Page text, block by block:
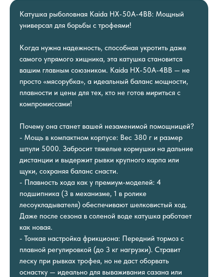
Катушка рыболовная Kaida HX-50A-4BB: Мощный
универсал для борьбы с трофеями!
Когда нужна надежность, способная укротить даже
самого упрямого хищника, эта катушка становится
вашим главным союзником. Kaida HX-50A-4BB — не
просто «мясорубка», а идеальный баланс мощности,
плавности и цены для тех, кто не готов мириться с
компромиссами!
Почему она станет вашей незаменимой помощницей?
- Мощь в компактном корпусе: Вес 380 г и размер
шпули 5000. Забросит тяжелые кормушки на дальние
дистанции и выдержит рывки крупного карпа или
щуки, сохраняя баланс снасти.
- Плавность хода как у премиум-моделей: 4
подшипника (3 в механизме, 1 в ролике
лесоукладывателя) обеспечивают шелковистый ход.
Даже после сезона в соленой воде катушка работает
как новая.
- Тонкая настройка фрикциона: Передний тормоз с
плавной регулировкой (до 3 кг нагрузки). Стравит
леску при рывках трофея, но не даст оборвать
оснастку — идеально для вываживания сазана или